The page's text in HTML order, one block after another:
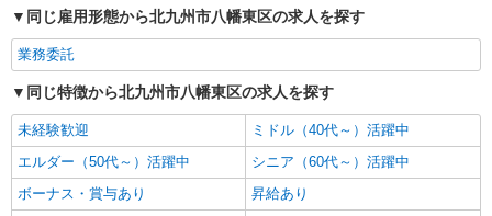
同じ雇用形態から北九州市八幡東区の求人を探す
業務委託
同じ特徴から北九州市八幡東区の求人を探す
未経験歓迎
ミドル（40代～）活躍中
エルダー（50代～）活躍中
シニア（60代～）活躍中
ボーナス・賞与あり
昇給あり